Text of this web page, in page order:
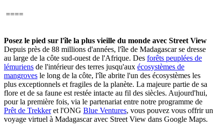
====
Posez le pied sur l'île la plus vieille du monde avec Street View
Depuis près de 88 millions d'années, l'île de Madagascar se dresse
au large de la côte sud-ouest de l'Afrique. Des forêts peuplées de
lémuriens de l'intérieur des terres jusqu'aux écosystèmes de
mangroves le long de la côte, l'île abrite l'un des écosystèmes les
plus exceptionnels et fragiles de la planète. La majeure partie de sa
flore et de sa faune est restée intacte au fil des siècles. Aujourd'hui,
pour la première fois, via le partenariat entre notre programme de
Prêt de Trekkeret l'ONG Blue Ventures, vous pouvez vous offrir un
voyage virtuel à Madagascar avec Street View dans Google Maps.